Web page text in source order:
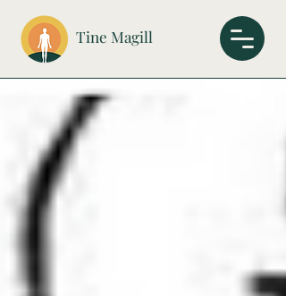
Tine Magill